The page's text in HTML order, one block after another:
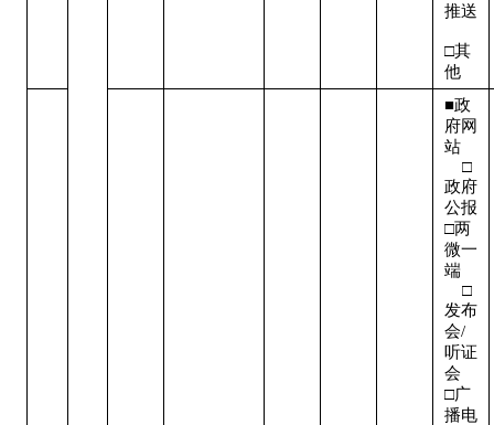
推送
□其
他
■政
府网
站
□
政府
公报
□两
微一
端
□
发布
会/
听证
会
□广
播电